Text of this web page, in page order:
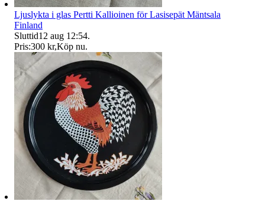
Ljuslykta i glas Pertti Kallioinen för Lasisepät Mäntsala
Finland
Sluttid12 aug 12:54.
Pris:300 kr,Köp nu.